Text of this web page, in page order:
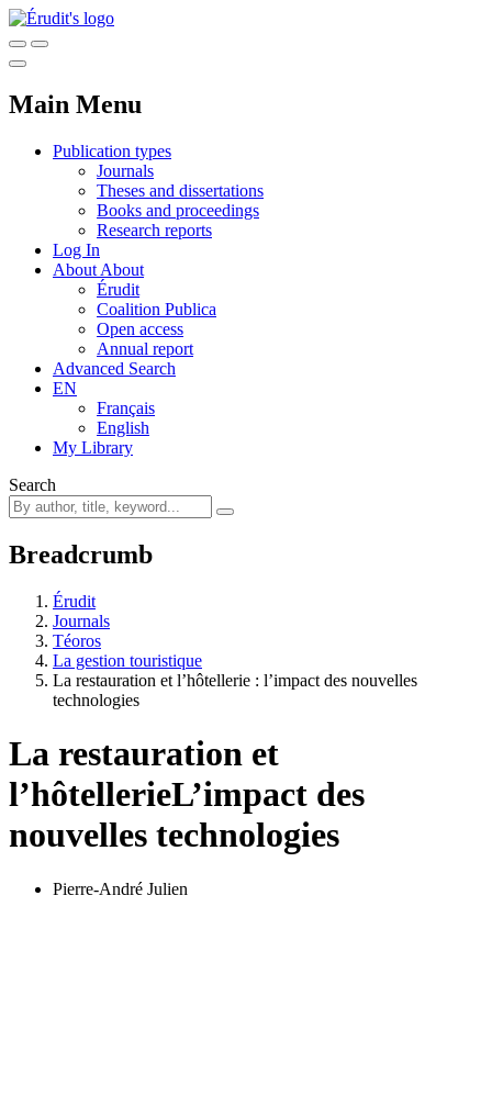
Main Menu
Publication types
Journals
Theses and dissertations
Books and proceedings
Research reports
Log In
About About
Érudit
Coalition Publica
Open access
Annual report
Advanced Search
EN
Français
English
My Library
Search
Breadcrumb
Érudit
Journals
Téoros
La gestion touristique
La restauration et l’hôtellerie : l’impact des nouvelles
technologies
La restauration et
l’hôtellerieL’impact des
nouvelles technologies
Pierre-André Julien